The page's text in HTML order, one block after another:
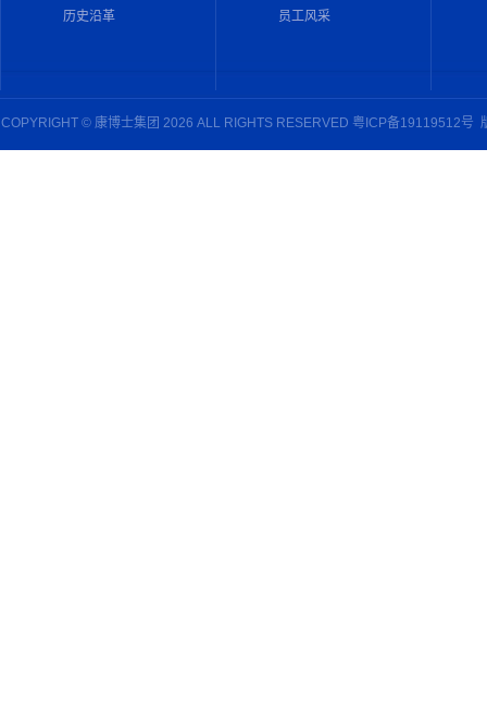
历史沿革 员工风采
COPYRIGHT © 康博士集团 2026 ALL RIGHTS RESERVED 粤ICP备19119512号